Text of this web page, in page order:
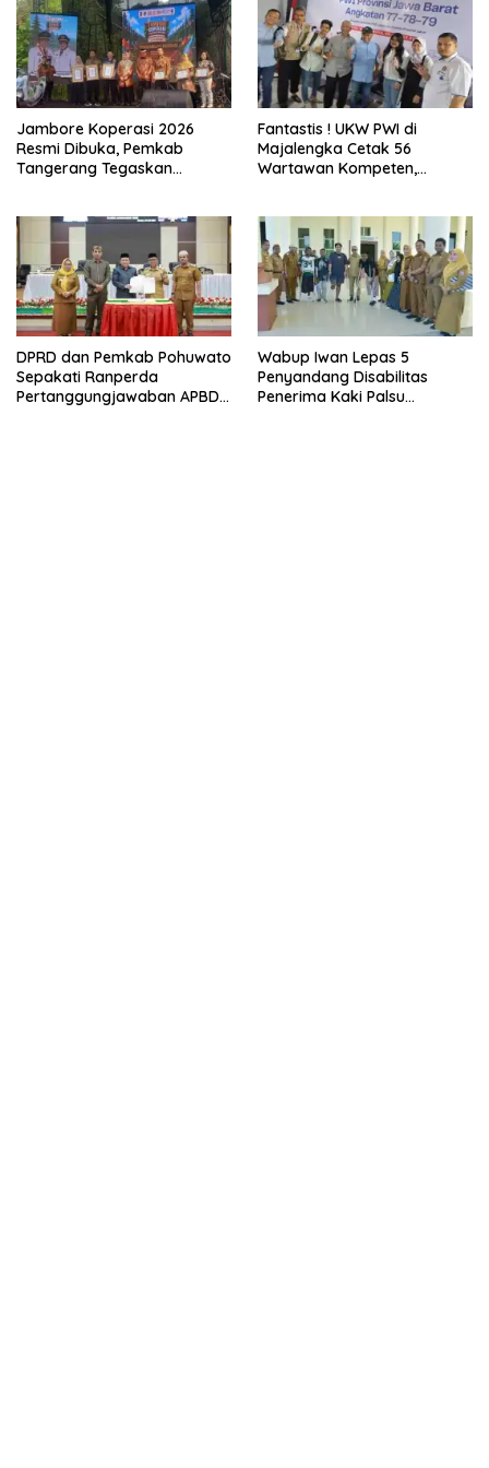
Jambore Koperasi 2026
Resmi Dibuka, Pemkab
Tangerang Tegaskan
Fantastis ! UKW PWI di
Majalengka Cetak 56
Wartawan Kompeten,
DPRD dan Pemkab Pohuwato
Sepakati Ranperda
Pertanggungjawaban APBD
Wabup Iwan Lepas 5
Penyandang Disabilitas
Penerima Kaki Palsu